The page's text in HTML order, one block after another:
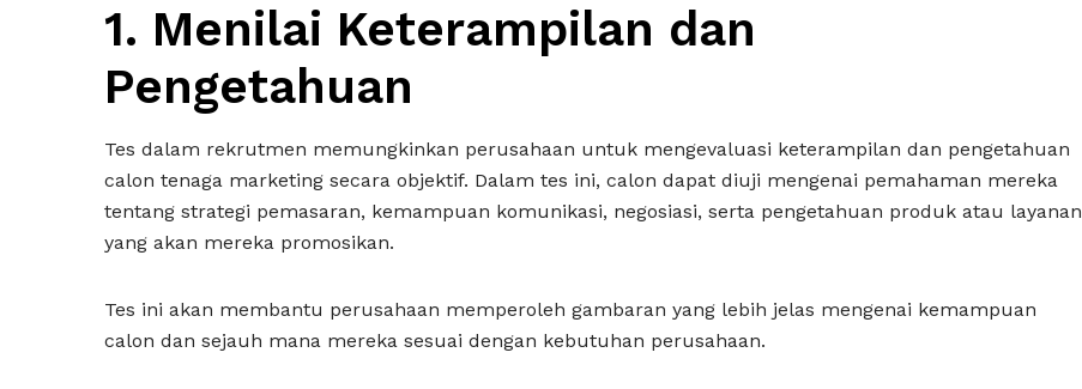
1. Menilai Keterampilan dan
Pengetahuan
Tes dalam rekrutmen memungkinkan perusahaan untuk mengevaluasi keterampilan dan pengetahuan
calon tenaga marketing secara objektif. Dalam tes ini, calon dapat diuji mengenai pemahaman mereka
tentang strategi pemasaran, kemampuan komunikasi, negosiasi, serta pengetahuan produk atau layanan
yang akan mereka promosikan.
Tes ini akan membantu perusahaan memperoleh gambaran yang lebih jelas mengenai kemampuan
calon dan sejauh mana mereka sesuai dengan kebutuhan perusahaan.